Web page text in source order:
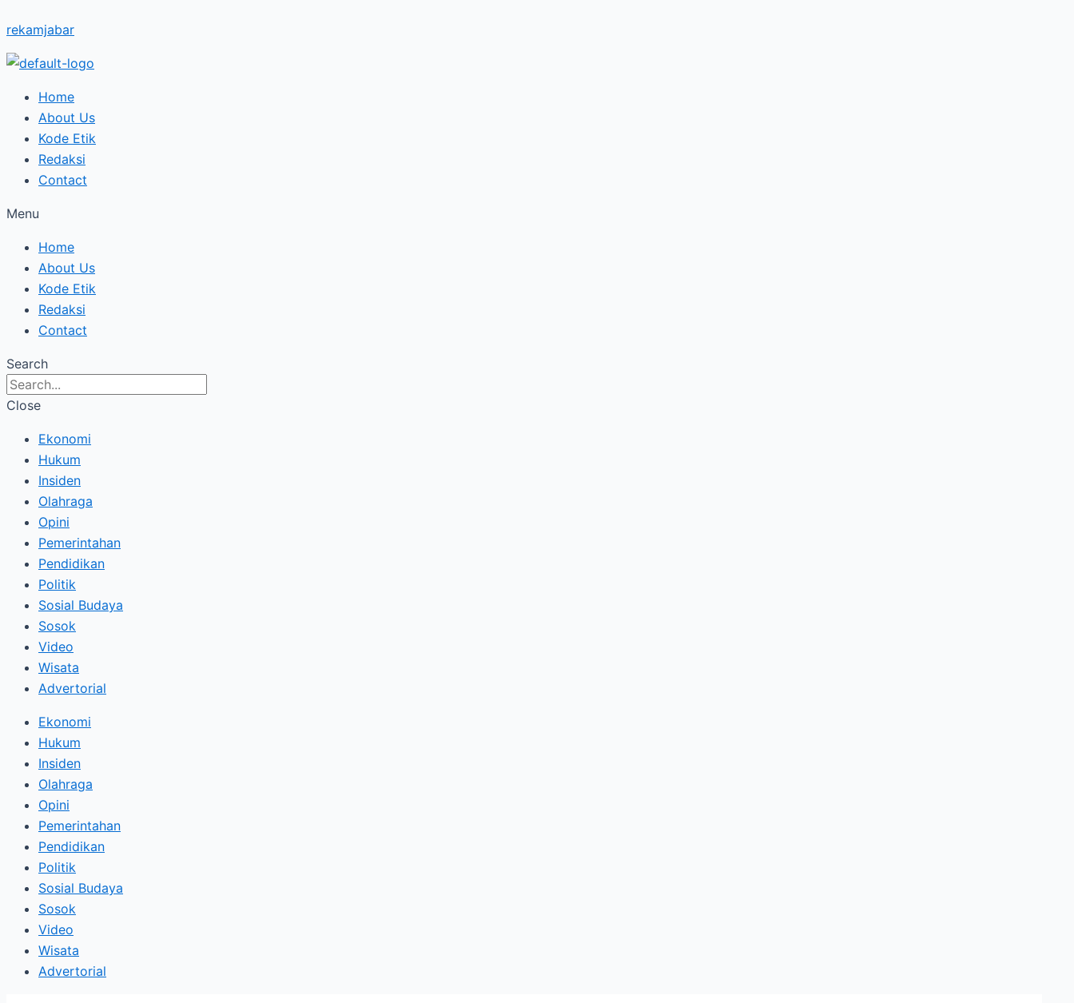
to
content
rekamjabar
Home
About Us
Kode Etik
Redaksi
Contact
Menu
Home
About Us
Kode Etik
Redaksi
Contact
Search
Close
Ekonomi
Hukum
Insiden
Olahraga
Opini
Pemerintahan
Pendidikan
Politik
Sosial Budaya
Sosok
Video
Wisata
Advertorial
Ekonomi
Hukum
Insiden
Olahraga
Opini
Pemerintahan
Pendidikan
Politik
Sosial Budaya
Sosok
Video
Wisata
Advertorial
Jabar
Tunggakan
Pajak
Kendaraan
Bermotor